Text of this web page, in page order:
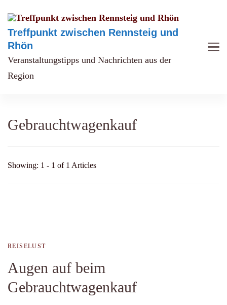
Treffpunkt zwischen Rennsteig und
Rhön
Veranstaltungstipps und Nachrichten aus der
Region
Gebrauchtwagenkauf
Showing: 1 - 1 of 1 Articles
REISELUST
Augen auf beim
Gebrauchtwagenkauf